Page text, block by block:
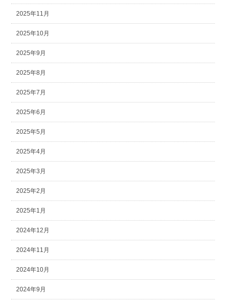
2025年11月
2025年10月
2025年9月
2025年8月
2025年7月
2025年6月
2025年5月
2025年4月
2025年3月
2025年2月
2025年1月
2024年12月
2024年11月
2024年10月
2024年9月